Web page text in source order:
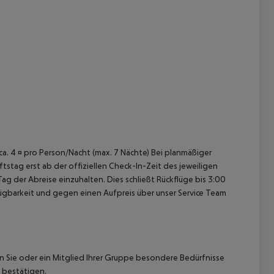
4 ¤ pro Person/Nacht (max. 7 Nächte) Bei planmäßiger
erst ab der offiziellen Check-In-Zeit des jeweiligen
der Abreise einzuhalten. Dies schließt Rückflüge bis 3:00
und gegen einen Aufpreis über unser Service Team
oder ein Mitglied Ihrer Gruppe besondere Bedürfnisse
bestätigen.